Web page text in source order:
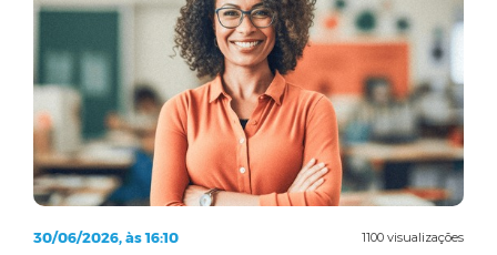
1100 visualizações
30/06/2026, às 16:10